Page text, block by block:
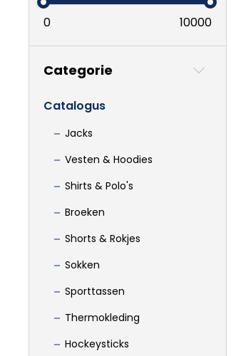
0 10000
Categorie
Catalogus
Jacks
Vesten & Hoodies
Shirts & Polo's
Broeken
Shorts & Rokjes
Sokken
Sporttassen
Thermokleding
Hockeysticks